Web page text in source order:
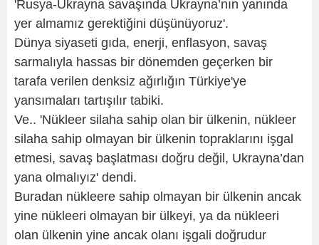
'Rusya-Ukrayna savaşında Ukrayna’nın yanında
yer almamız gerektiğini düşünüyoruz'.
Dünya siyaseti gıda, enerji, enflasyon, savaş
sarmalıyla hassas bir dönemden geçerken bir
tarafa verilen denksiz ağırlığın Türkiye'ye
yansımaları tartışılır tabiki.
Ve.. 'Nükleer silaha sahip olan bir ülkenin, nükleer
silaha sahip olmayan bir ülkenin topraklarını işgal
etmesi, savaş başlatması doğru değil, Ukrayna’dan
yana olmalıyız' dendi.
Buradan nükleere sahip olmayan bir ülkenin ancak
yine nükleeri olmayan bir ülkeyi, ya da nükleeri
olan ülkenin yine ancak olanı işgali doğrudur